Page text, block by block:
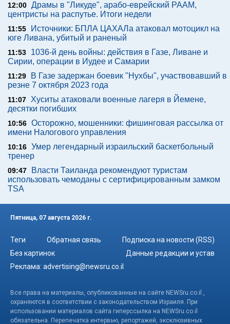
12:00 Драмы в "Ликуде", арабо-еврейский РААМ,
центристы на распутье. Итоги недели
11:55
Источники: БПЛА ЦАХАЛа атаковал мотоцикл на
юге Ливана, убитый и раненый
11:53
1036-й день войны: действия в Газе, Ливане и
Сирии, операции в Иудее и Самарии
11:29
В Газе задержан боевик "Нухбы", участвовавший в
резне 7 октября 2023 года
11:07 Хуситы атаковали военные лагеря в Йемене,
десятки погибших
10:56 Осторожно, мошенники: фишинговая рассылка от
имени Налогового управления
10:16 Умер легендарный израильский баскетбольный
тренер
09:47
Власти Таиланда рекомендуют туристам
использовать чемоданы с сертифицированным замком
TSA
Пятница, 07 августа 2026 г.
Теги Обратная связь
Подписка на новости (RSS)
Без картинок
Данные редакции и устав
Реклама: advertising@newsru.co.il
Все права на материалы, опубликованные на сайте NEWSru.co.il ,
охраняются в соответствии с законодательством Израиля. При
использовании материалов сайта гиперссылка на NEWSru.co.il
обязательна. Перепечатка интервью, репортажей, эксклюзивных